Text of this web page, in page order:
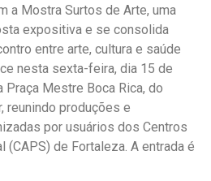
a Mostra Surtos de Arte, uma
expositiva e se consolida
entre arte, cultura e saúde
nesta sexta-feira, dia 15 de
Praça Mestre Boca Rica, do
reunindo produções e
por usuários dos Centros
de Fortaleza. A entrada é